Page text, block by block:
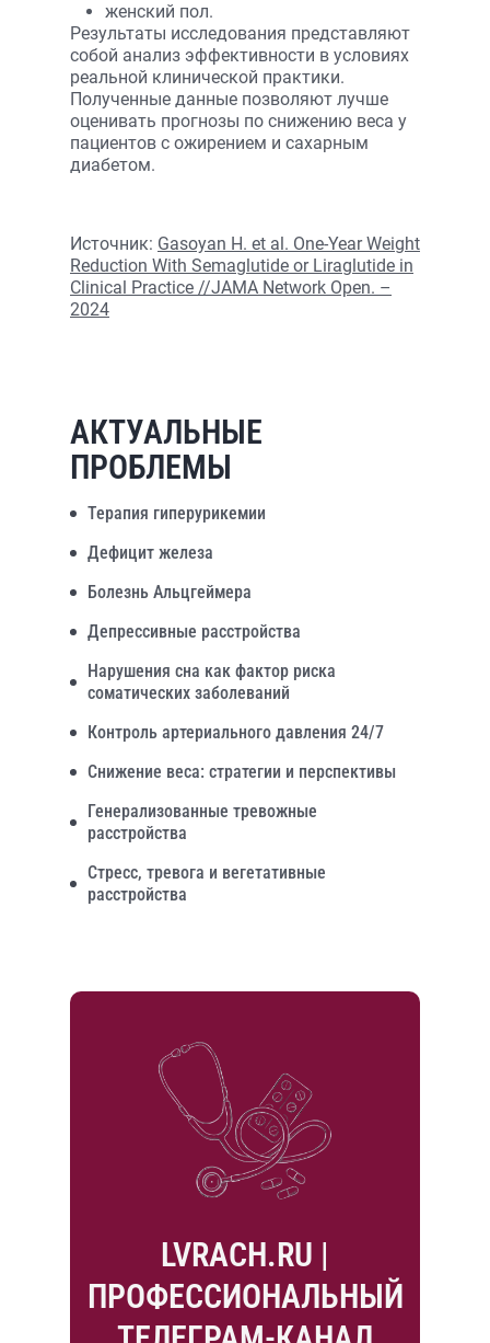
женский пол.
Результаты исследования представляют
собой анализ эффективности в условиях
реальной клинической практики.
Полученные данные позволяют лучше
оценивать прогнозы по снижению веса у
пациентов с ожирением и сахарным
диабетом.
Источник: Gasoyan H. et al. One-Year Weight
Reduction With Semaglutide or Liraglutide in
Clinical Practice //JAMA Network Open. –
2024
АКТУАЛЬНЫЕ
ПРОБЛЕМЫ
Терапия гиперурикемии
Дефицит железа
Болезнь Альцгеймера
Депрессивные расстройства
Нарушения сна как фактор риска
соматических заболеваний
Контроль артериального давления 24/7
Снижение веса: стратегии и перспективы
Генерализованные тревожные
расстройства
Стресс, тревога и вегетативные
расстройства
LVRACH.RU |
ПРОФЕССИОНАЛЬНЫЙ